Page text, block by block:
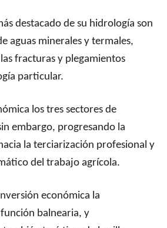
destacado de su hidrología son
aguas minerales y termales,
fracturas y plegamientos
particular.
los tres sectores de
embargo, progresando la
la terciarización profesional y
del trabajo agrícola.
económica la
balnearia, y